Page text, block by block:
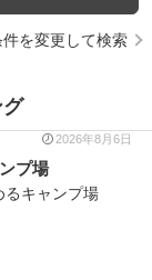
件を変更して検索
2026年8月6日
プ場
るキャンプ場